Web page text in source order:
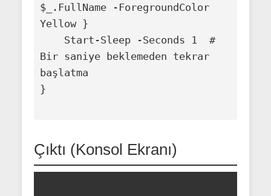
$_.FullName -ForegroundColor
Yellow }
Bir saniye beklemeden tekrar
başlatma
}
Çıktı (Konsol Ekranı)